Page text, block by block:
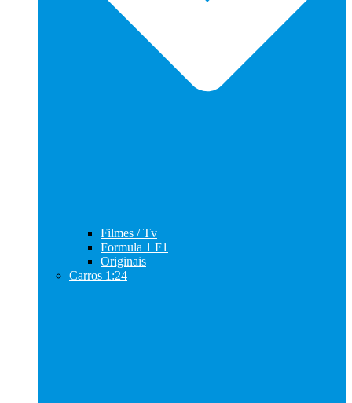
Filmes / Tv
Formula 1 F1
Originais
Carros 1:24